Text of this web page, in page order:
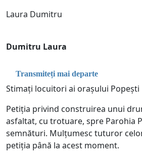
Laura Dumitru
Dumitru Laura
Transmiteți mai departe
Stimați locuitori ai orașului Popești
Petiția privind construirea unui
asfaltat, cu trotuare, spre Parohia
semnături. Mulțumesc tuturor
petiția până la acest moment.